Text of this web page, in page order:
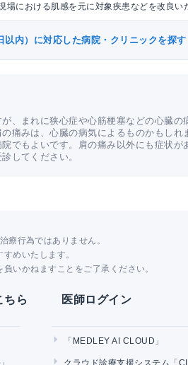
における肌感を元に対象疾患などを改良い
以内）に対応した病院・クリニックを探す
、まれに狭心症や心筋梗塞などの心臓の
痛みは、心臓の病気によるものかもしれ
でもよいです。肩の痛み以外にも症状が
してください。
療行為ではありません。
めいたします。
いかねますことをご了承ください。
ちら 医師ログイン
「MEDLEY AI CLOUD」
クラウド診療支援システム「